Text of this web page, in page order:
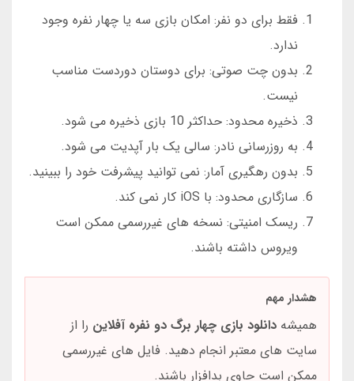
فقط برای دو نفر: امکان بازی سه یا چهار نفره وجود
ندارد.
بدون چت صوتی: برای دوستان دوردست مناسب
نیست.
ذخیره محدود: حداکثر 10 بازی ذخیره می شود.
به روزرسانی نادر: سالی یک بار آپدیت می شود.
بدون رهگیری آمار: نمی توانید پیشرفت خود را ببینید.
سازگاری محدود: با iOS کار نمی کند.
ریسک امنیتی: نسخه های غیررسمی ممکن است
ویروس داشته باشند.
هشدار مهم
همیشه دانلود بازی چهار برگ دو نفره آفلاین را از
سایت های معتبر انجام دهید. فایل های غیررسمی
ممکن است حاوی بدافزار باشند.